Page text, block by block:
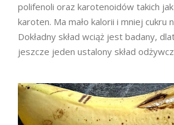
polifenoli oraz karotenoidów takich
karoten. Ma mało kalorii i mniej cukru
Dokładny skład wciąż jest badany,
jeszcze jeden ustalony skład